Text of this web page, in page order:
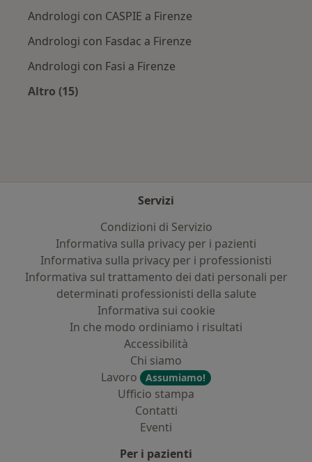
Andrologi con CASPIE a Firenze
Andrologi con Fasdac a Firenze
Andrologi con Fasi a Firenze
Altro (15)
Servizi
Condizioni di Servizio
Informativa sulla privacy per i pazienti
Informativa sulla privacy per i professionisti
Informativa sul trattamento dei dati personali per
determinati professionisti della salute
Informativa sui cookie
In che modo ordiniamo i risultati
Accessibilità
Chi siamo
Lavoro
Assumiamo!
Ufficio stampa
Contatti
Eventi
Per i pazienti